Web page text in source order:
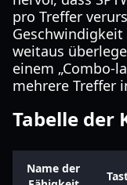
pro Treffer
weitaus
einem „Combo-
mehrere Treffer
Tabelle der
Name der